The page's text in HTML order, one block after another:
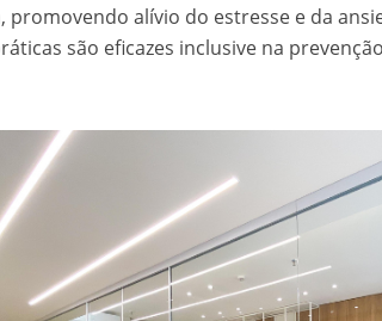
promovendo alívio do estresse e da
são eficazes inclusive na